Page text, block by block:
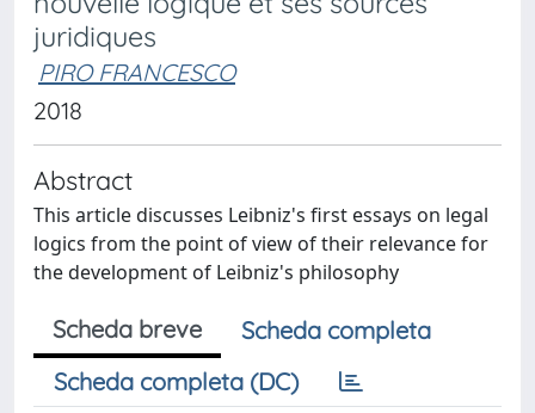
juridiques
PIRO FRANCESCO
2018
Abstract
This article discusses Leibniz's first essays on legal
logics from the point of view of their relevance for
the development of Leibniz's philosophy
Scheda breve
Scheda completa
Scheda completa (DC)